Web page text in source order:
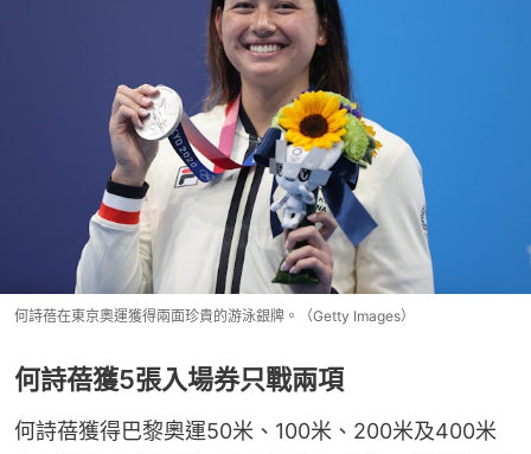
何詩蓓在東京奧運獲得兩面珍貴的游泳銀牌。（Getty Images）
何詩蓓獲5張入場券只戰兩項
何詩蓓獲得巴黎奧運50米、100米、200米及400米